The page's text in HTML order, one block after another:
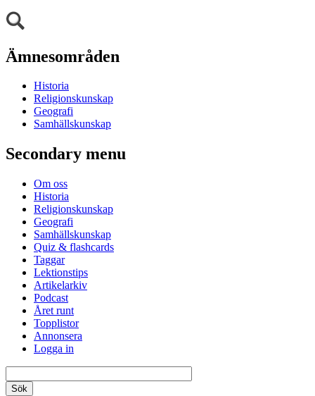
Ämnesområden
Historia
Religionskunskap
Geografi
Samhällskunskap
Secondary menu
Om oss
Historia
Religionskunskap
Geografi
Samhällskunskap
Quiz & flashcards
Taggar
Lektionstips
Artikelarkiv
Podcast
Året runt
Topplistor
Annonsera
Logga in